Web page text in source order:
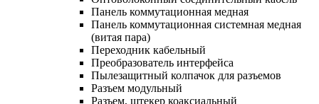
Панель коммутационная медная
Панель коммутационная системная медная
(витая пара)
Переходник кабельный
Преобразователь интерфейса
Пылезащитный колпачок для разъемов
Разъем модульный
Разъем, штекер коаксиальный